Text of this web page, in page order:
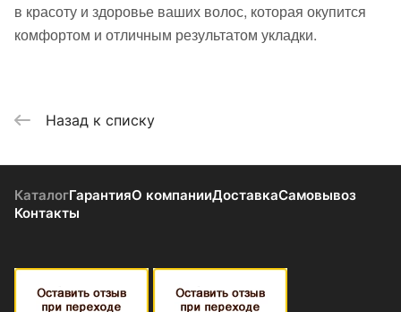
в красоту и здоровье ваших волос, которая окупится
комфортом и отличным результатом укладки.
Назад к списку
КаталогГарантияО компанииДоставкаСамовывоз
Контакты